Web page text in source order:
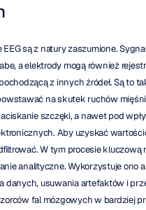
są z natury zaszumione.
a elektrody mogą również
z innych źródeł. Są to
na skutek ruchów
szczęki, a nawet pod
Aby uzyskać
W tym procesie kluczową
analityczne. Wykorzystuje ono
danych, usuwania artefaktów i
fal mózgowych w bardziej